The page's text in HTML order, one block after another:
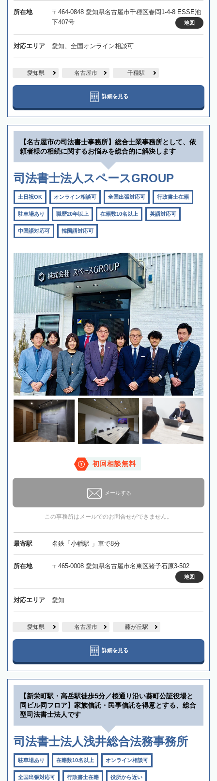
所在地
〒464-0848 愛知県名古屋市千種区春岡1-4-8 ESSE池
下407号
地図
対応エリア 愛知、全国オンライン相談可
愛知県 名古屋市 千種駅
詳細を見る
【名古屋市の司法書士事務所】総合士業事務所として、依
頼者様の相続に関するお悩みを総合的に解決します
司法書士法人スペースGROUP
土日祝OK オンライン相談可 全国出張対応可 行政書士在籍
駐車場あり 職歴20年以上 在籍数10名以上 英語対応可
中国語対応可 韓国語対応可
初回相談無料
メールする
この事務所はメールでのお問合せができません。
最寄駅 名鉄「小幡駅 」車で8分
所在地 〒465-0008 愛知県名古屋市名東区猪子石原3-502
地図
対応エリア 愛知
愛知県 名古屋市 藤が丘駅
詳細を見る
【新栄町駅・高岳駅徒歩5分／桜通り沿い葵町公証役場と
同ビル同フロア】家族信託・民事信託を得意とする、総合
型司法書士法人です
司法書士法人浅井総合法務事務所
駐車場あり 在籍数10名以上 オンライン相談可
全国出張対応可 行政書士在籍 役所から近い